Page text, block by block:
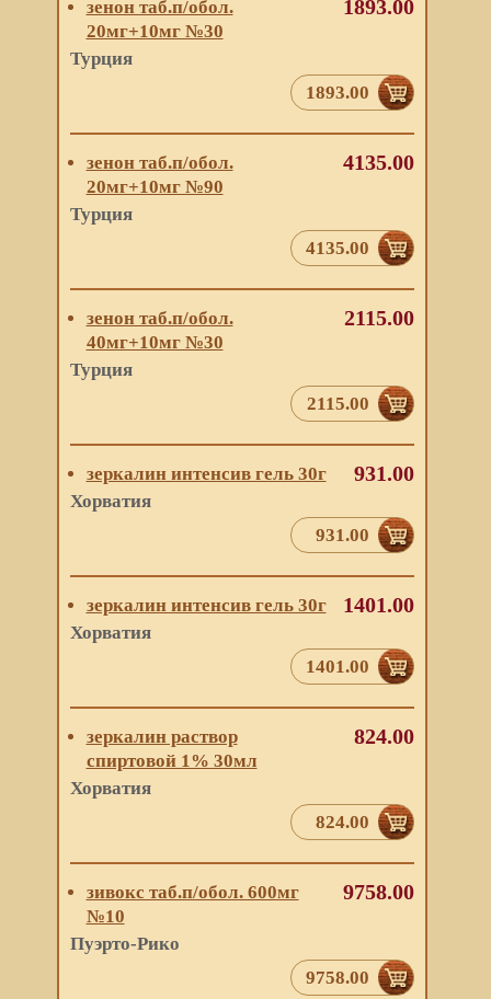
зенон таб.п/обол.
20мг+10мг №30
Турция
1893.00
1893.00
зенон таб.п/обол.
20мг+10мг №90
Турция
4135.00
4135.00
зенон таб.п/обол.
40мг+10мг №30
Турция
2115.00
2115.00
зеркалин интенсив гель 30г
Хорватия
931.00
931.00
зеркалин интенсив гель 30г
Хорватия
1401.00
1401.00
зеркалин раствор
спиртовой 1% 30мл
Хорватия
824.00
824.00
зивокс таб.п/обол. 600мг
№10
Пуэрто-Рико
9758.00
9758.00